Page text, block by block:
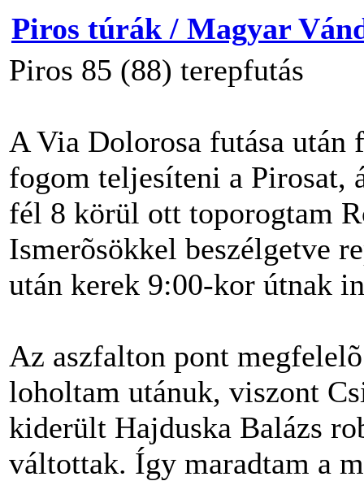
Piros túrák / Magyar
Piros 85 (88) terepfutás
A Via Dolorosa futása után
fogom teljesíteni a Pirosat,
fél 8 körül ott toporogtam
Ismerõsökkel beszélgetve
után kerek 9:00-kor útnak
Az aszfalton pont
loholtam utánuk, viszont
kiderült Hajduska Balázs
váltottak. Így maradtam a